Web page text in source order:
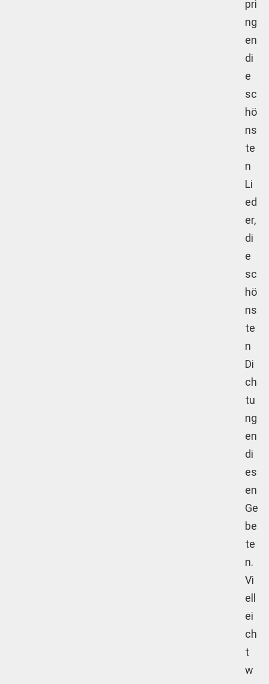
pri
ng
en
di
e
sc
hö
ns
te
n
Li
ed
er,
di
e
sc
hö
ns
te
n
Di
ch
tu
ng
en
di
es
en
Ge
be
te
n.
Vi
ell
ei
ch
t
w